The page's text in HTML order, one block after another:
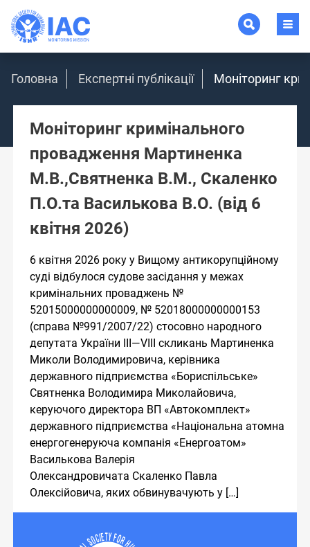
Головна Експертні публікації Моніторинг
Моніторинг кримінального
провадження Мартиненка
М.В.,Святненка В.М., Скаленко
П.О.та Василькова В.О. (від 6
квітня 2026)
6 квітня 2026 року у Вищому антикорупційному
суді відбулося судове засідання у межах
кримінальних проваджень №
52015000000000009, № 52018000000000153
(справа №991/2007/22) стосовно народного
депутата України III—VIII скликань Мартиненка
Миколи Володимировича, керівника
державного підприємства «Бориспільське»
Святненка Володимира Миколайовича,
керуючого директора ВП «Автокомплект»
державного підприємства «Національна атомна
енергогенеруюча компанія «Енергоатом»
Василькова Валерія
Олександровичата Скаленко Павла
Олексійовича, яких обвинувачують у […]